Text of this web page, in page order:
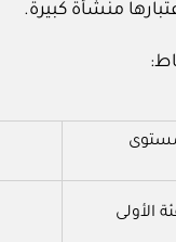
منشأة كبيرة.
الأولى